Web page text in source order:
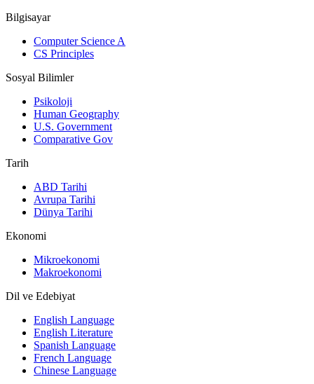
Bilgisayar
Computer Science A
CS Principles
Sosyal Bilimler
Psikoloji
Human Geography
U.S. Government
Comparative Gov
Tarih
ABD Tarihi
Avrupa Tarihi
Dünya Tarihi
Ekonomi
Mikroekonomi
Makroekonomi
Dil ve Edebiyat
English Language
English Literature
Spanish Language
French Language
Chinese Language